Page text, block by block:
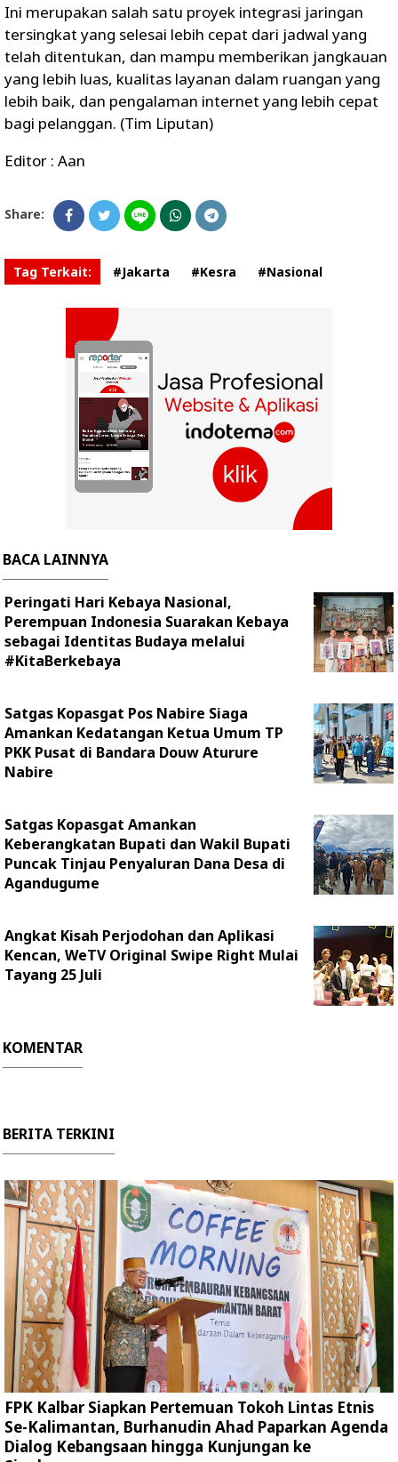
Ini merupakan salah satu proyek integrasi jaringan
tersingkat yang selesai lebih cepat dari jadwal yang
telah ditentukan, dan mampu memberikan jangkauan
yang lebih luas, kualitas layanan dalam ruangan yang
lebih baik, dan pengalaman internet yang lebih cepat
bagi pelanggan. (Tim Liputan)
Editor : Aan
Share:
Tag Terkait: #Jakarta #Kesra #Nasional
BACA LAINNYA
Peringati Hari Kebaya Nasional,
Perempuan Indonesia Suarakan Kebaya
sebagai Identitas Budaya melalui
#KitaBerkebaya
Satgas Kopasgat Pos Nabire Siaga
Amankan Kedatangan Ketua Umum TP
PKK Pusat di Bandara Douw Aturure
Nabire
Satgas Kopasgat Amankan
Keberangkatan Bupati dan Wakil Bupati
Puncak Tinjau Penyaluran Dana Desa di
Agandugume
Angkat Kisah Perjodohan dan Aplikasi
Kencan, WeTV Original Swipe Right Mulai
Tayang 25 Juli
KOMENTAR
BERITA TERKINI
FPK Kalbar Siapkan Pertemuan Tokoh Lintas Etnis
Se-Kalimantan, Burhanudin Ahad Paparkan Agenda
Dialog Kebangsaan hingga Kunjungan ke